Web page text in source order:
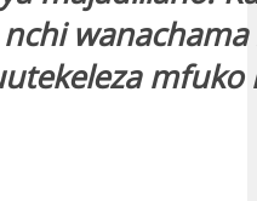
mfuko